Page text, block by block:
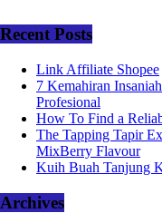
Recent Posts
Link Affiliate Shopee
7 Kemahiran
Profesional
How To Find a
The Tapping Tapir
MixBerry Flavour
Kuih Buah Tanjung
Archives